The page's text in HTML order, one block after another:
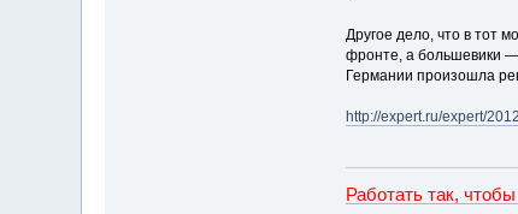
Другое дело, что в тот
фронте, а большевики
Германии произошла
http://expert.ru/expert/
Работать так,